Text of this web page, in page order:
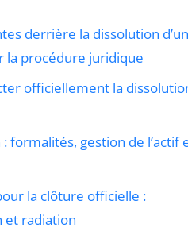
derrière la dissolution
la procédure juridique
officiellement la
formalités, gestion de l’actif
la clôture officielle :
et radiation